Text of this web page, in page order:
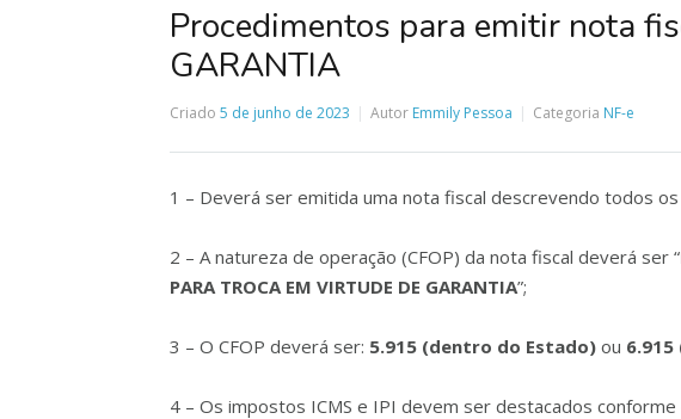
Procedimentos para emitir nota
GARANTIA
Criado 5 de junho de 2023 Autor Emmily Pessoa Categoria NF-e
1 – Deverá ser emitida uma nota fiscal descrevendo todos
2 – A natureza de operação (CFOP) da nota fiscal deverá ser “
PARA TROCA EM VIRTUDE DE GARANTIA”;
3 – O CFOP deverá ser: 5.915 (dentro do Estado) ou
4 – Os impostos ICMS e IPI devem ser destacados